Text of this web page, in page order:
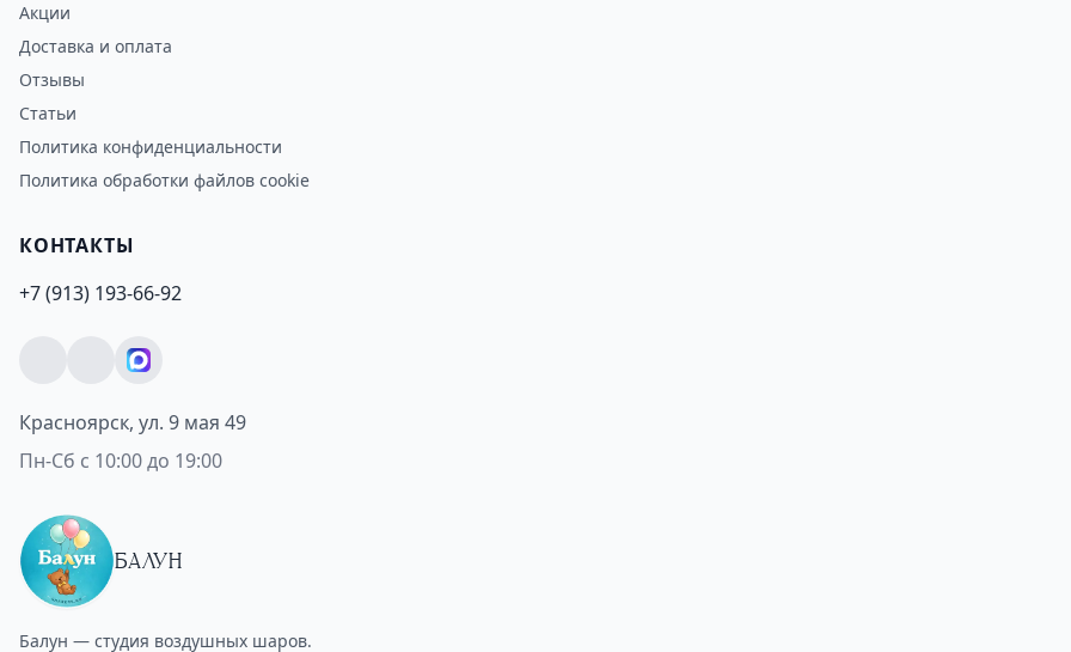
Акции
Доставка и оплата
Отзывы
Статьи
Политика конфиденциальности
Политика обработки файлов cookie
КОНТАКТЫ
+7 (913) 193-66-92
Красноярск, ул. 9 мая 49
Пн-Сб с 10:00 до 19:00
БАЛУН
Балун — студия воздушных шаров.